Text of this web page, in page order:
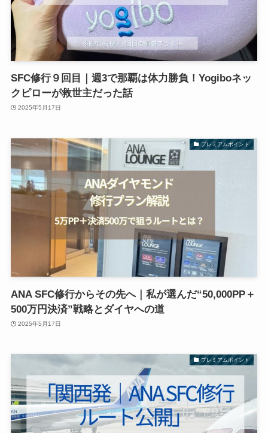
SFC修行９回目｜週3で那覇は体力勝負！Yogiboネッ
クピローが救世主だった話
2025年5月17日
プレミアムポイント
ANA SFC修行からその先へ｜私が選んだ“50,000PP＋
500万円決済”戦略とダイヤへの道
2025年5月17日
プレミアムポイント